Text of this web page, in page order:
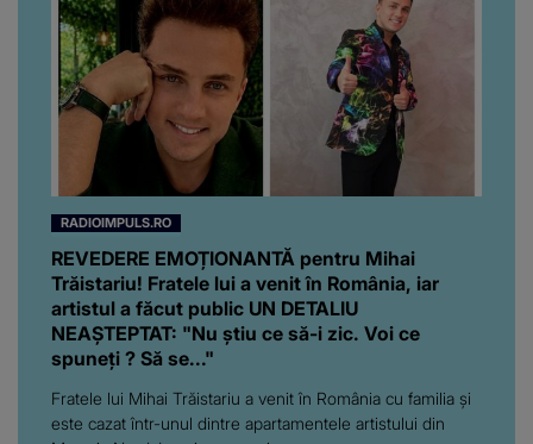
RADIOIMPULS.RO
REVEDERE EMOȚIONANTĂ pentru Mihai
Trăistariu! Fratele lui a venit în România, iar
artistul a făcut public UN DETALIU
NEAȘTEPTAT: "Nu știu ce să-i zic. Voi ce
spuneți ? Să se..."
Fratele lui Mihai Trăistariu a venit în România cu familia și
este cazat într-unul dintre apartamentele artistului din